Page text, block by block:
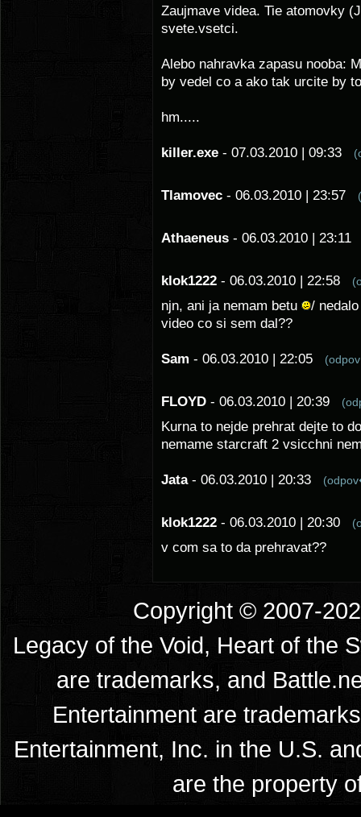
Zaujmave videa. Tie atomovky
svete.vsetci.
Alebo nahravka zapasu nooba:
by vedel co a ako tak urcite by
hm.....
killer.exe - 07.03.2010 | 09:33
Tlamovec - 06.03.2010 | 23:57
Athaeneus - 06.03.2010 |
klok1222 - 06.03.2010 | 22:58
njn, ani ja nemam betu
/
video co si sem dal??
Sam - 06.03.2010 | 22:05
FLOYD - 06.03.2010 | 20:39
Kurna to nejde prehrat dejte to
nemame starcraft 2 vsicchni
Jata - 06.03.2010 | 20:33
klok1222 - 06.03.2010 | 20:30
v com sa to da prehravat??
Copyright © 2007-
Legacy of the Void, Heart of the
are trademarks, and
Entertainment are
Entertainment, Inc. in the U.S.
are the property